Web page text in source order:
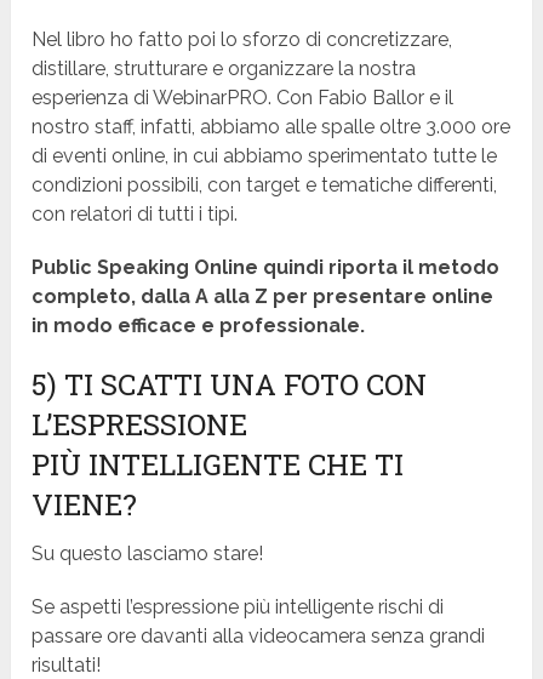
Nel libro ho fatto poi lo sforzo di concretizzare,
distillare, strutturare e organizzare la nostra
esperienza di WebinarPRO. Con Fabio Ballor e il
nostro staff, infatti, abbiamo alle spalle oltre 3.000 ore
di eventi online, in cui abbiamo sperimentato tutte le
condizioni possibili, con target e tematiche differenti,
con relatori di tutti i tipi.
Public Speaking Online quindi riporta il metodo
completo, dalla A alla Z per presentare online
in modo efficace e professionale.
5) TI SCATTI UNA FOTO CON
L’ESPRESSIONE
PIÙ INTELLIGENTE CHE TI
VIENE?
Su questo lasciamo stare!
Se aspetti l’espressione più intelligente rischi di
passare ore davanti alla videocamera senza grandi
risultati!